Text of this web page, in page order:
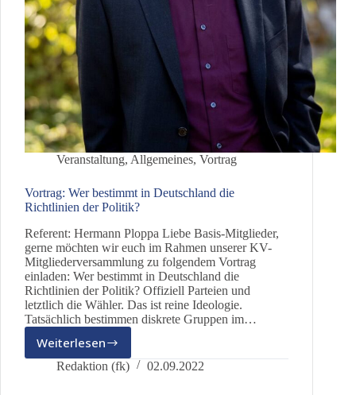
Veranstaltung, Allgemeines, Vortrag
Vortrag: Wer bestimmt in Deutschland die
Richtlinien der Politik?
Referent: Hermann Ploppa Liebe Basis-Mitglieder,
gerne möchten wir euch im Rahmen unserer KV-
Mitgliederversammlung zu folgendem Vortrag
einladen: Wer bestimmt in Deutschland die
Richtlinien der Politik? Offiziell Parteien und
letztlich die Wähler. Das ist reine Ideologie.
Tatsächlich bestimmen diskrete Gruppen im…
Weiterlesen
Vortrag:
Wer
Redaktion (fk) 02.09.2022